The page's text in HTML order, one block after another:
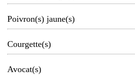
Poivron(s) jaune(s)
Courgette(s)
Avocat(s)